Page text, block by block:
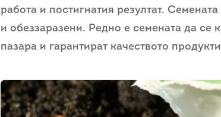
работа и постигнатия резултат.
и обеззаразени. Редно е семената да се
пазара и гарантират качеството